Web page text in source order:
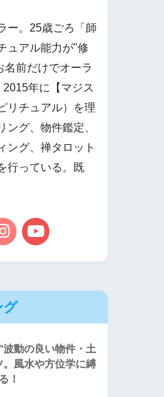
ー。25歳ごろ「師
ュアル能力が"修
前だけでオーラ
年に【マジス
リチュアル）を理
ング、物件鑑定、
ング、禅タロット
行っている。既
グ
動の良い物件・土
風水や方位学に縛
！